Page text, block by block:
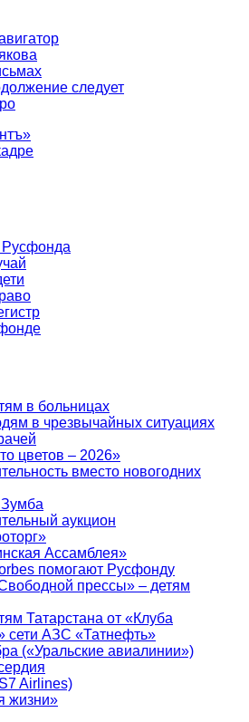
следует
в больницах
в чрезвычайных ситуациях
цветов – 2026»
вместо новогодних
аукцион
Ассамблея»
помогают Русфонду
прессы» – детям
Татарстана от «Клуба
сети АЗС «Татнефть»
(«Уральские авиалинии»)
Airlines)
жизни»